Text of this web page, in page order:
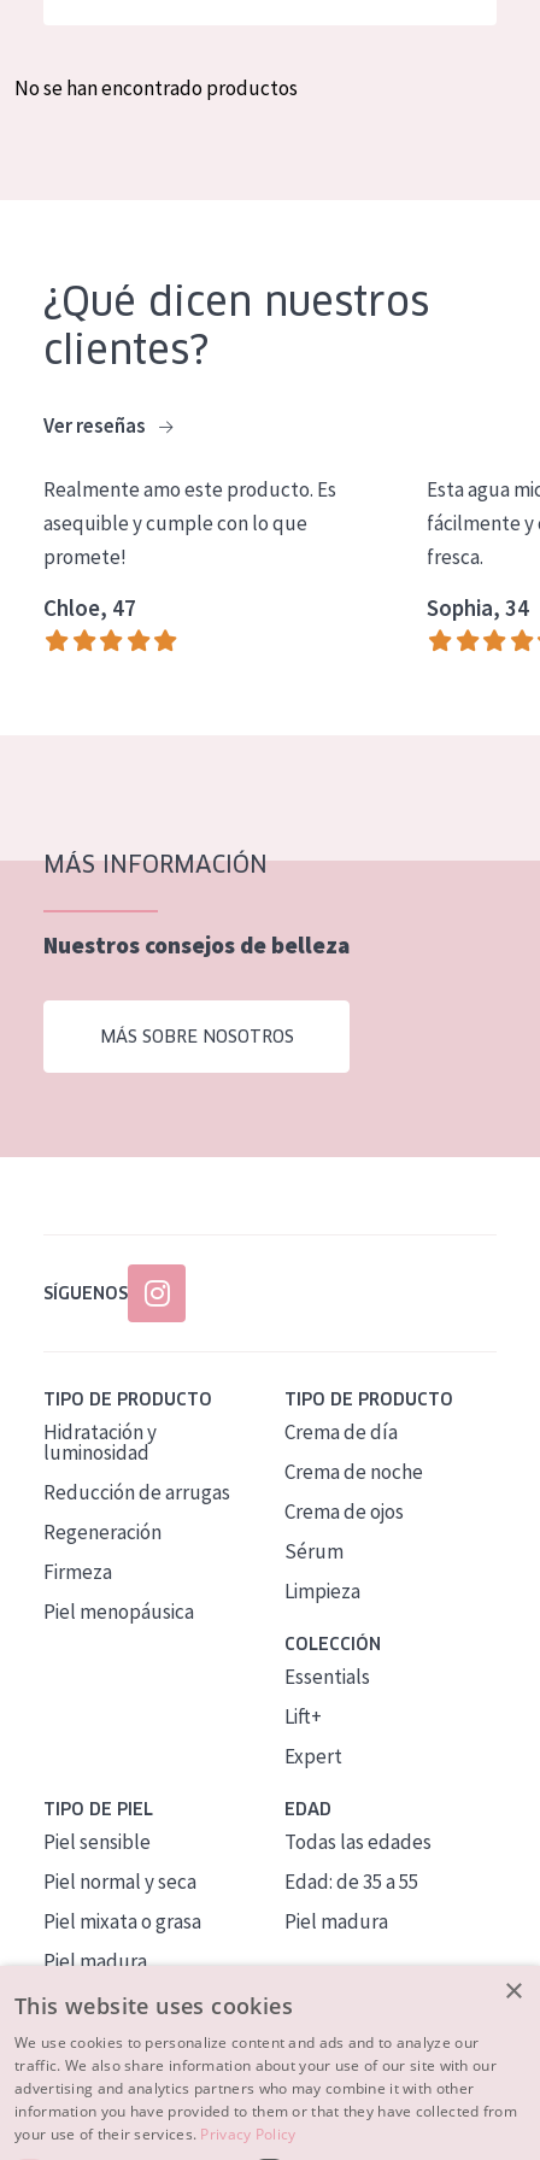
Crema de día
Crema de noche
Limpieza
COLECCIÓN
Essentials
Lift+
Piel normal y seca
Piel mixata o grasa
Piel madura
Piel expuesta al sol
Piel menopáusica
Todas las edades
Spanish
No se han encontrado productos
¿Qué dicen nuestros
clientes?
Ver reseñas
Realmente amo este producto. Es
asequible y cumple con lo que
promete!
Chloe, 47
Esta agua
fácilmente y
fresca.
Sophia, 34
MÁS INFORMACIÓN
Nuestros consejos de belleza
MÁS SOBRE NOSOTROS
SÍGUENOS
TIPO DE PRODUCTO
Hidratación y
luminosidad
Reducción de arrugas
Regeneración
Firmeza
Piel menopáusica
TIPO DE PRODUCTO
Crema de día
Crema de noche
Crema de ojos
Sérum
Limpieza
COLECCIÓN
Essentials
Lift+
Expert
TIPO DE PIEL
Piel sensible
Piel normal y seca
Piel mixata o grasa
Piel madura
Piel expuesta al sol
Piel menopáusica
EDAD
Todas las edades
Edad: de 35 a 55
Piel madura
MÁS SOBRE NOSOTROS
INSPIRACIÓN
×
This website uses cookies
We use cookies to personalize content and ads and to analyze our
traffic. We also share information about your use of our site with our
advertising and analytics partners who may combine it with other
information you have provided to them or that they have collected from
your use of their services. Privacy Policy